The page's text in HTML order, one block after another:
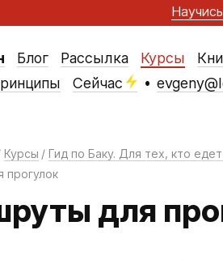
Блог Рассылка Курсы
Сейчас •
Курсы Гид по Баку. Для тех, кто
для